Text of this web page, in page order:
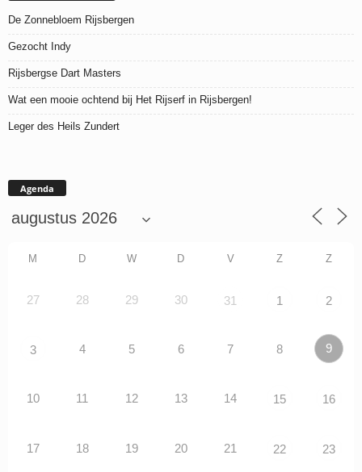
De Zonnebloem Rijsbergen
Gezocht Indy
Rijsbergse Dart Masters
Wat een mooie ochtend bij Het Rijserf in Rijsbergen!
Leger des Heils Zundert
Agenda
M D W D V Z Z
27 28 29 30 31 1 2
3 4 5 6 7 8 9
10 11 12 13 14 15 16
17 18 19 20 21 22 23